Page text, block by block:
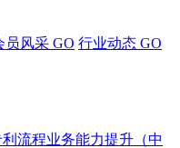
员风采 GO 行业动态 GO
流程业务能力提升（中